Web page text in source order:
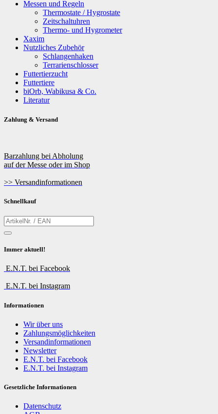
Messen und Regeln
Thermostate / Hygrostate
Zeitschaltuhren
Thermo- und Hygrometer
Xaxim
Nutzliches Zubehör
Schlangenhaken
Terrarienschlosser
Futtertierzucht
Futtertiere
biOrb, Wabikusa & Co.
Literatur
Zahlung & Versand
Barzahlung bei Abholung
auf der Messe oder im Shop
>> Versandinformationen
Schnellkauf
Immer aktuell!
E.N.T. bei Facebook
E.N.T. bei Instagram
Informationen
Wir über uns
Zahlungsmöglichkeiten
Versandinformationen
Newsletter
E.N.T. bei Facebook
E.N.T. bei Instagram
Gesetzliche Informationen
Datenschutz